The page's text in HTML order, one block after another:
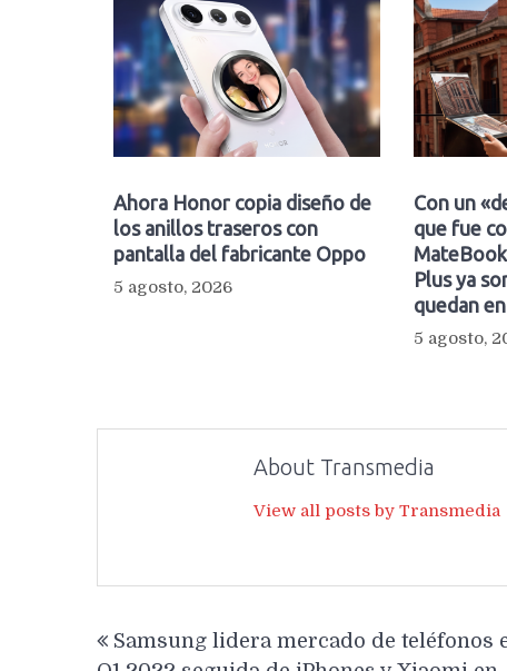
Ahora Honor copia diseño de
los anillos traseros con
pantalla del fabricante Oppo
5 agosto, 2026
Con un
que fue
Plus ya
quedan
5 agosto,
About Transmedia
View all posts by Transmedia
de
Samsung lidera mercado de teléfonos